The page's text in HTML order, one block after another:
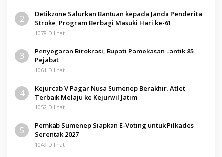
2
Detikzone Salurkan Bantuan kepada Janda Penderita
Stroke, Program Berbagi Masuki Hari ke-61
1078 Dilihat
3
Penyegaran Birokrasi, Bupati Pamekasan Lantik 85
Pejabat
1061 Dilihat
4
Kejurcab V Pagar Nusa Sumenep Berakhir, Atlet
Terbaik Melaju ke Kejurwil Jatim
1052 Dilihat
5
Pemkab Sumenep Siapkan E-Voting untuk Pilkades
Serentak 2027
1049 Dilihat